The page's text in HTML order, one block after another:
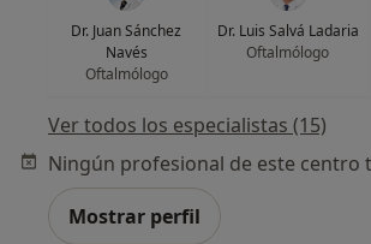
Dr. Juan Sánchez
Navés
Oftalmólogo
Dr. Luis Salvá Ladaria
Oftalmólogo
Ver todos los especialistas (15)
Mostrar perfil